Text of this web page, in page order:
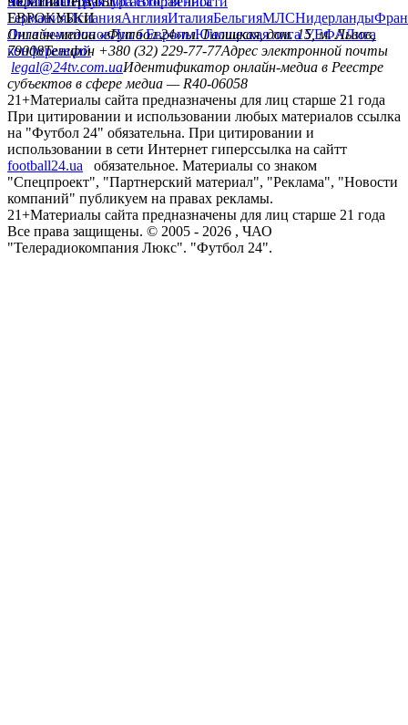
ГерманияИспанияАнглияИталияБельгияМЛСНидерланды
ЕВРОКУБКИ
Лига чемпионовЛига ЕвропыЮношеская лига УЕФАЛига
конференций
Онлайн-медиа «Футбол 24»пл. Галицкая, дом. 15, м. Львов,
79008Телефон +380 (32) 229-77-77Адрес электронной почты
legal@24tv.com.uaИдентификатор онлайн-медиа в Реестре
субъектов в сфере медиа — R40-06058
21+Материалы сайта предназначены для лиц старше 21 года
При цитировании и использовании любых материалов ссылка
на "Футбол 24" обязательна. При цитировании и
использовании в сети Интернет гиперссылка на сайтт
football24.ua
обязательное. Материалы со знаком
"Спецпроект", "Партнерский материал", "Реклама", "Новости
компаний" публикуем на правах рекламы.
21+Материалы сайта предназначены для лиц старше 21 года
Все права защищены. © 2005 - 2026 , ЧАО
"Телерадиокомпания Люкс". "Футбол 24".